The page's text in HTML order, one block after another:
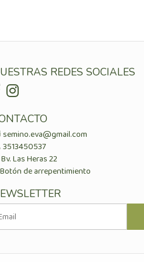
REDES SOCIALES
semino.eva@gmail.com
3513450537
Bv. Las Heras 22
Botón de arrepentimiento